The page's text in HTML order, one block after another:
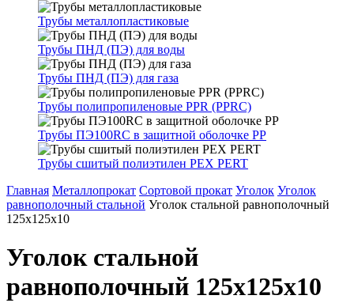
Трубы металлопластиковые
Трубы ПНД (ПЭ) для воды
Трубы ПНД (ПЭ) для газа
Трубы полипропиленовые PPR (PPRC)
Трубы ПЭ100RC в защитной оболочке PP
Трубы сшитый полиэтилен PEX PERT
Главная Металлопрокат Сортовой прокат Уголок Уголок
равнополочный стальной Уголок стальной равнополочный
125х125х10
Уголок стальной
равнополочный 125х125х10